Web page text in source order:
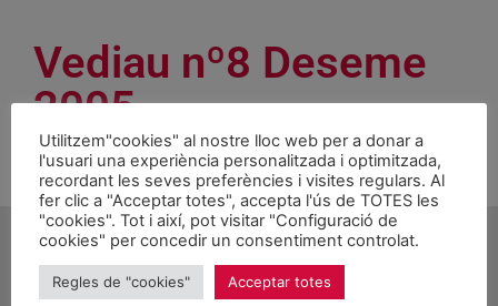
Vediau nº8 Deseme
2005
Vediau nº8 Deseme 2005 Download
Utilitzem"cookies" al nostre lloc web per a donar a
l'usuari una experiència personalitzada i optimitzada,
recordant les seves preferències i visites regulars. Al
fer clic a "Acceptar totes", accepta l'ús de TOTES les
"cookies". Tot i així, pot visitar "Configuració de
cookies" per concedir un consentiment controlat.
Regles de "cookies" Acceptar totes